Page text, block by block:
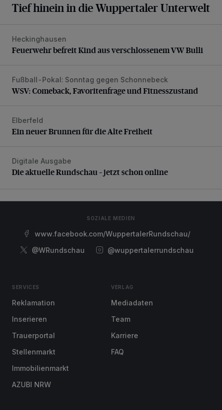
Tief hinein in die Wuppertaler Unterwelt
Feuerwehr befreit Kind aus verschlossenem VW Bulli
Heckinghausen
Feuerwehr befreit Kind aus verschlossenem VW Bulli
WSV: Comeback, Favoritenfrage und Fitnesszustand
Fußball-Pokal: Sonntag gegen Schonnebeck
WSV: Comeback, Favoritenfrage und Fitnesszustand
Ein neuer Brunnen für die Alte Freiheit
Elberfeld
Ein neuer Brunnen für die Alte Freiheit
Die aktuelle Rundschau – jetzt schon online
Digitale Ausgabe
Die aktuelle Rundschau – jetzt schon online
SOZIALE MEDIEN
www.facebook.com/WuppertalerRundschau/
@WRundschau
@wuppertalerrundschau
SERVICES
Reklamation
Inserieren
Trauerportal
Stellenmarkt
Immobilienmarkt
AZUBI NRW
VERLAG
Mediadaten
Team
Karriere
FAQ